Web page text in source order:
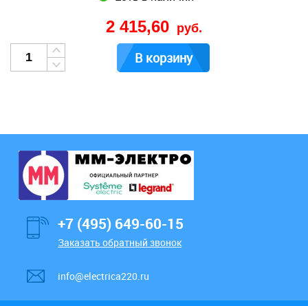
2 415,60 руб.
В корзину
+7 (495) 649-60-15
Заказать обратный звонок
info@electrica220.ru